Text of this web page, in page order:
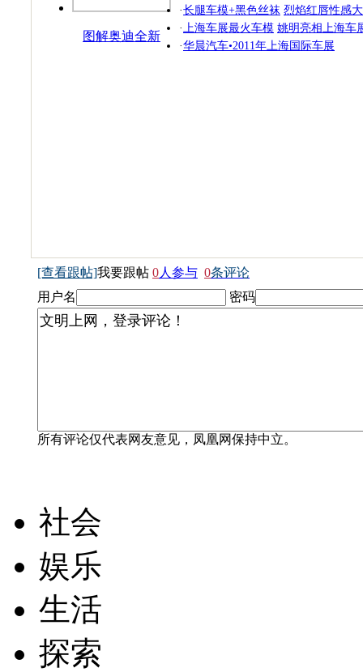
图解奥迪全新
·长腿车模+黑色丝袜 烈焰红唇性感
·上海车展最火车模 姚明亮相上海车
·华晨汽车•2011年上海国际车展
[查看跟帖]我要跟帖 0人参与 0条评论
用户名
密码
所有评论仅代表网友意见，凤凰网保持中立。
社会
娱乐
生活
探索